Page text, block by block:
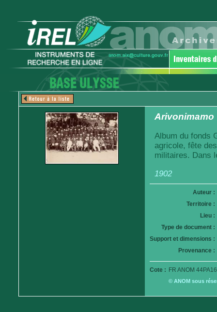
Arivonimamo
Album du fonds
agricole, fête
militaires. Dans
1902
Auteur :
Territoire :
Lieu :
Type de document :
Support et dimensions :
Provenance :
Cote : FR ANOM
© ANOM sous